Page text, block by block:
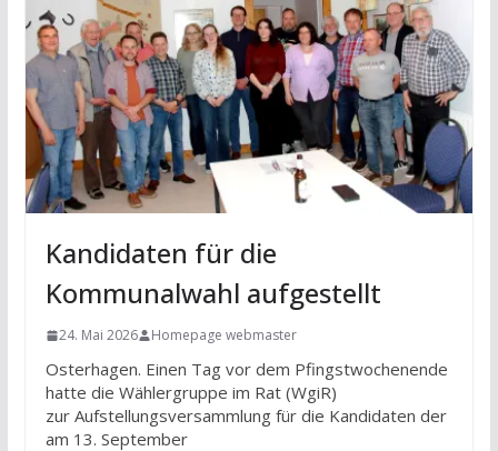
Kandidaten für die
Kommunalwahl aufgestellt
24. Mai 2026 Homepage webmaster
Osterhagen. Einen Tag vor dem Pfingstwochenende
hatte die Wählergruppe im Rat (WgiR)
zur Aufstellungsversammlung für die Kandidaten der
am 13. September